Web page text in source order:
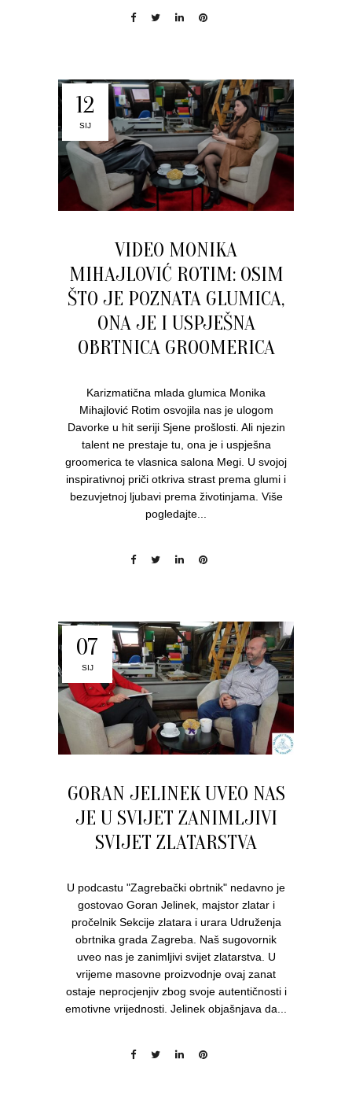
12
SIJ
VIDEO MONIKA
MIHAJLOVIĆ ROTIM: OSIM
ŠTO JE POZNATA GLUMICA,
ONA JE I USPJEŠNA
OBRTNICA GROOMERICA
Karizmatična mlada glumica Monika
Mihajlović Rotim osvojila nas je ulogom
Davorke u hit seriji Sjene prošlosti. Ali njezin
talent ne prestaje tu, ona je i uspješna
groomerica te vlasnica salona Megi. U svojoj
inspirativnoj priči otkriva strast prema glumi i
bezuvjetnoj ljubavi prema životinjama. Više
pogledajte...
07
SIJ
GORAN JELINEK UVEO NAS
JE U SVIJET ZANIMLJIVI
SVIJET ZLATARSTVA
U podcastu "Zagrebački obrtnik" nedavno je
gostovao Goran Jelinek, majstor zlatar i
pročelnik Sekcije zlatara i urara Udruženja
obrtnika grada Zagreba. Naš sugovornik
uveo nas je zanimljivi svijet zlatarstva. U
vrijeme masovne proizvodnje ovaj zanat
ostaje neprocjenjiv zbog svoje autentičnosti i
emotivne vrijednosti. Jelinek objašnjava da...